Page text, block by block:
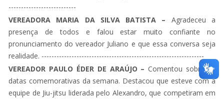
---------------------------
VEREADORA MARIA DA SILVA BATISTA – Agradeceu a
presença de todos e falou estar muito confiante no
pronunciamento do vereador Juliano e que essa conversa seja
realidade. -----------------------------------------------------------------
VEREADOR PAULO ÉDER DE ARAÚJO –Comentou sobre as
datas comemorativas da semana. Destacou que esteve com a
equipe de Jiu-jitsu liderada pelo Alexandro, que competiram em